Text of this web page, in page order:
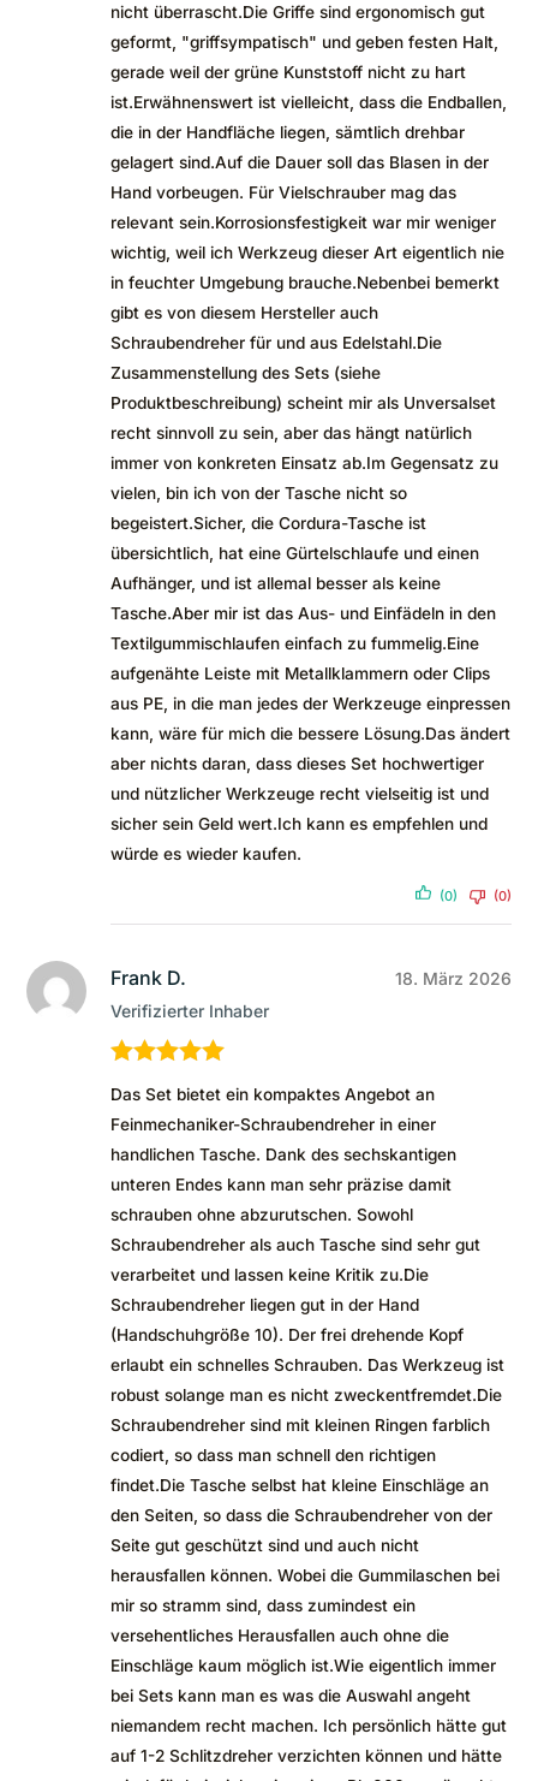
nicht überrascht.Die Griffe sind ergonomisch gut
geformt, "griffsympatisch" und geben festen Halt,
gerade weil der grüne Kunststoff nicht zu hart
ist.Erwähnenswert ist vielleicht, dass die Endballen,
die in der Handfläche liegen, sämtlich drehbar
gelagert sind.Auf die Dauer soll das Blasen in der
Hand vorbeugen. Für Vielschrauber mag das
relevant sein.Korrosionsfestigkeit war mir weniger
wichtig, weil ich Werkzeug dieser Art eigentlich nie
in feuchter Umgebung brauche.Nebenbei bemerkt
gibt es von diesem Hersteller auch
Schraubendreher für und aus Edelstahl.Die
Zusammenstellung des Sets (siehe
Produktbeschreibung) scheint mir als Unversalset
recht sinnvoll zu sein, aber das hängt natürlich
immer von konkreten Einsatz ab.Im Gegensatz zu
vielen, bin ich von der Tasche nicht so
begeistert.Sicher, die Cordura-Tasche ist
übersichtlich, hat eine Gürtelschlaufe und einen
Aufhänger, und ist allemal besser als keine
Tasche.Aber mir ist das Aus- und Einfädeln in den
Textilgummischlaufen einfach zu fummelig.Eine
aufgenähte Leiste mit Metallklammern oder Clips
aus PE, in die man jedes der Werkzeuge einpressen
kann, wäre für mich die bessere Lösung.Das ändert
aber nichts daran, dass dieses Set hochwertiger
und nützlicher Werkzeuge recht vielseitig ist und
sicher sein Geld wert.Ich kann es empfehlen und
würde es wieder kaufen.
(0) (0)
Frank D.
Verifizierter Inhaber
18. März 2026
Bewertet mit
5von 5
Das Set bietet ein kompaktes Angebot an
Feinmechaniker-Schraubendreher in einer
handlichen Tasche. Dank des sechskantigen
unteren Endes kann man sehr präzise damit
schrauben ohne abzurutschen. Sowohl
Schraubendreher als auch Tasche sind sehr gut
verarbeitet und lassen keine Kritik zu.Die
Schraubendreher liegen gut in der Hand
(Handschuhgröße 10). Der frei drehende Kopf
erlaubt ein schnelles Schrauben. Das Werkzeug ist
robust solange man es nicht zweckentfremdet.Die
Schraubendreher sind mit kleinen Ringen farblich
codiert, so dass man schnell den richtigen
findet.Die Tasche selbst hat kleine Einschläge an
den Seiten, so dass die Schraubendreher von der
Seite gut geschützt sind und auch nicht
herausfallen können. Wobei die Gummilaschen bei
mir so stramm sind, dass zumindest ein
versehentliches Herausfallen auch ohne die
Einschläge kaum möglich ist.Wie eigentlich immer
bei Sets kann man es was die Auswahl angeht
niemandem recht machen. Ich persönlich hätte gut
auf 1-2 Schlitzdreher verzichten können und hätte